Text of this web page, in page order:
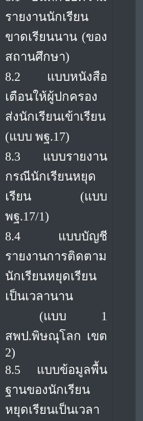
รายงานนักเรียน
ขาดเรียนนาน (ของ
สถานศึกษา)
8.2 แบบหนังสือ
เตือนให้ผู้ปกครอง
ส่งนักเรียนเข้าเรียน
(แบบ พฐ.17)
8.3 แบบรายงาน
กรณีนักเรียนหยุด
เรียน (แบบ
พฐ.17/1)
8.4 แบบบัญชี
รายงานการติดตาม
นักเรียนหยุดเรียน
เป็นเวลานาน
(แบบ 1
สพป.พิษณุโลก เขต
2)
8.5 แบบข้อมูลพื้น
ฐานของนักเรียน
หยุดเรียนเป็นเวลา